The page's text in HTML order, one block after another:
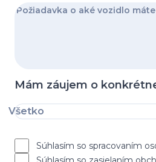
Mám záujem o
Všetko
Súhlasím so spracovaním